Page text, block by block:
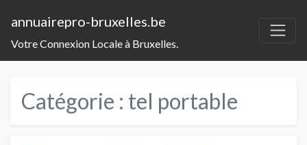
annuairepro-bruxelles.be
Votre Connexion Locale à Bruxelles.
Catégorie : tel portable